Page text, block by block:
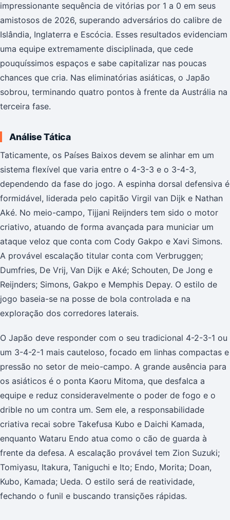
impressionante sequência de vitórias por 1 a 0 em seus
amistosos de 2026, superando adversários do calibre de
Islândia, Inglaterra e Escócia. Esses resultados evidenciam
uma equipe extremamente disciplinada, que cede
pouquíssimos espaços e sabe capitalizar nas poucas
chances que cria. Nas eliminatórias asiáticas, o Japão
sobrou, terminando quatro pontos à frente da Austrália na
terceira fase.
Análise Tática
Taticamente, os Países Baixos devem se alinhar em um
sistema flexível que varia entre o 4-3-3 e o 3-4-3,
dependendo da fase do jogo. A espinha dorsal defensiva é
formidável, liderada pelo capitão Virgil van Dijk e Nathan
Aké. No meio-campo, Tijjani Reijnders tem sido o motor
criativo, atuando de forma avançada para municiar um
ataque veloz que conta com Cody Gakpo e Xavi Simons.
A provável escalação titular conta com Verbruggen;
Dumfries, De Vrij, Van Dijk e Aké; Schouten, De Jong e
Reijnders; Simons, Gakpo e Memphis Depay. O estilo de
jogo baseia-se na posse de bola controlada e na
exploração dos corredores laterais.
O Japão deve responder com o seu tradicional 4-2-3-1 ou
um 3-4-2-1 mais cauteloso, focado em linhas compactas e
pressão no setor de meio-campo. A grande ausência para
os asiáticos é o ponta Kaoru Mitoma, que desfalca a
equipe e reduz consideravelmente o poder de fogo e o
drible no um contra um. Sem ele, a responsabilidade
criativa recai sobre Takefusa Kubo e Daichi Kamada,
enquanto Wataru Endo atua como o cão de guarda à
frente da defesa. A escalação provável tem Zion Suzuki;
Tomiyasu, Itakura, Taniguchi e Ito; Endo, Morita; Doan,
Kubo, Kamada; Ueda. O estilo será de reatividade,
fechando o funil e buscando transições rápidas.